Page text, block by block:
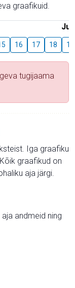
graafikuid.
16 17 18 19
tugijaama
Iga graafiku
graafikud on
aja järgi.
andmeid ning